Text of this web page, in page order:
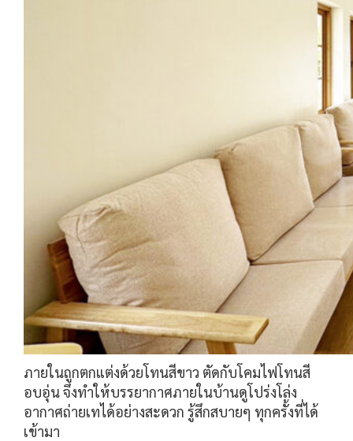
ภายในถูกตกแต่งด้วยโทนสีขาว ตัดกับโคมไฟโทนสี
อบอุ่น จึงทำให้บรรยากาศภายในบ้านดูโปร่งโล่ง
อากาศถ่ายเทได้อย่างสะดวก รู้สึกสบายๆ ทุกครั้งที่ได้
เข้ามา